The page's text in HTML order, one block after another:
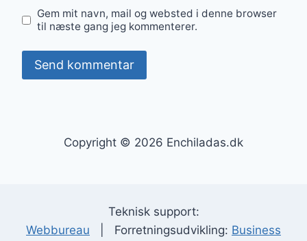
Gem mit navn, mail og websted i denne browser
til næste gang jeg kommenterer.
Copyright © 2026 Enchiladas.dk
Teknisk support:
Webbureau | Forretningsudvikling: Business